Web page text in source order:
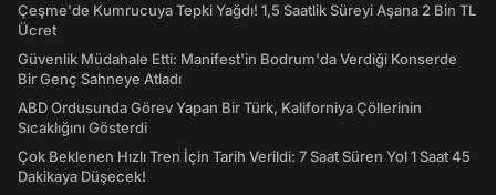
Çeşme'de Kumrucuya Tepki Yağdı! 1,5 Saatlik Süreyi Aşana 2 Bin TL
Ücret
Güvenlik Müdahale Etti: Manifest'in Bodrum'da Verdiği Konserde
Bir Genç Sahneye Atladı
ABD Ordusunda Görev Yapan Bir Türk, Kaliforniya Çöllerinin
Sıcaklığını Gösterdi
Çok Beklenen Hızlı Tren İçin Tarih Verildi: 7 Saat Süren Yol 1 Saat 45
Dakikaya Düşecek!